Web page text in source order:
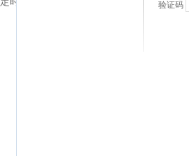
验证码